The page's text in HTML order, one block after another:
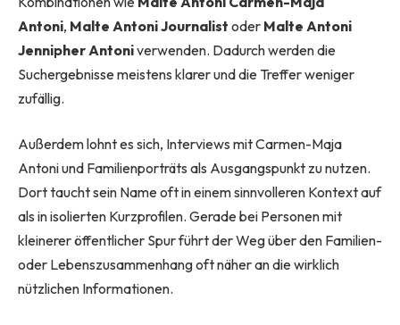
Antoni, Malte Antoni Journalist oder Malte Antoni
Jennipher Antoniverwenden. Dadurch werden die
Suchergebnisse meistens klarer und die Treffer weniger
zufällig.
Außerdem lohnt es sich, Interviews mit Carmen-Maja
Antoni und Familienporträts als Ausgangspunkt zu nutzen.
Dort taucht sein Name oft in einem sinnvolleren Kontext auf
als in isolierten Kurzprofilen. Gerade bei Personen mit
kleinerer öffentlicher Spur führt der Weg über den Familien-
oder Lebenszusammenhang oft näher an die wirklich
nützlichen Informationen.